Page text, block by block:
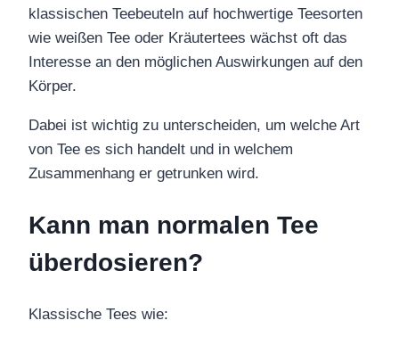
klassischen Teebeuteln auf hochwertige Teesorten
wie weißen Tee oder Kräutertees wächst oft das
Interesse an den möglichen Auswirkungen auf den
Körper.
Dabei ist wichtig zu unterscheiden, um welche Art
von Tee es sich handelt und in welchem
Zusammenhang er getrunken wird.
Kann man normalen Tee
überdosieren?
Klassische Tees wie: